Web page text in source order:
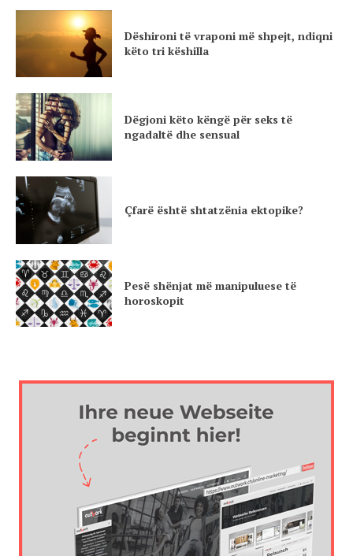
Dëshironi të vraponi më shpejt, ndiqni
këto tri këshilla
Dëgjoni këto këngë për seks të
ngadaltë dhe sensual
Çfarë është shtatzënia ektopike?
Pesë shënjat më manipuluese të
horoskopit